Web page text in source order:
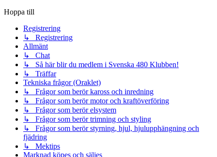
Hoppa till
Registrering
↳ Registrering
Allmänt
↳ Chat
↳ Så här blir du medlem i Svenska 480 Klubben!
↳ Träffar
Tekniska frågor (Oraklet)
↳ Frågor som berör kaross och inredning
↳ Frågor som berör motor och kraftöverföring
↳ Frågor som berör elsystem
↳ Frågor som berör trimning och styling
↳ Frågor som berör styrning, hjul, hjulupphängning och
fjädring
↳ Mektips
Marknad köpes och säljes